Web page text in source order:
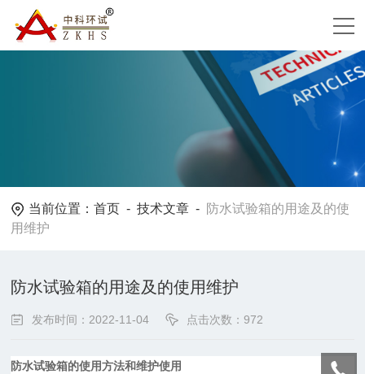
当前位置：首页 -技术文章 - 防水试验箱的用途及的使
用维护
防水试验箱的用途及的使用维护
发布时间：2022-11-04 点击次数：972
防水试验箱的使用方法和维护使用